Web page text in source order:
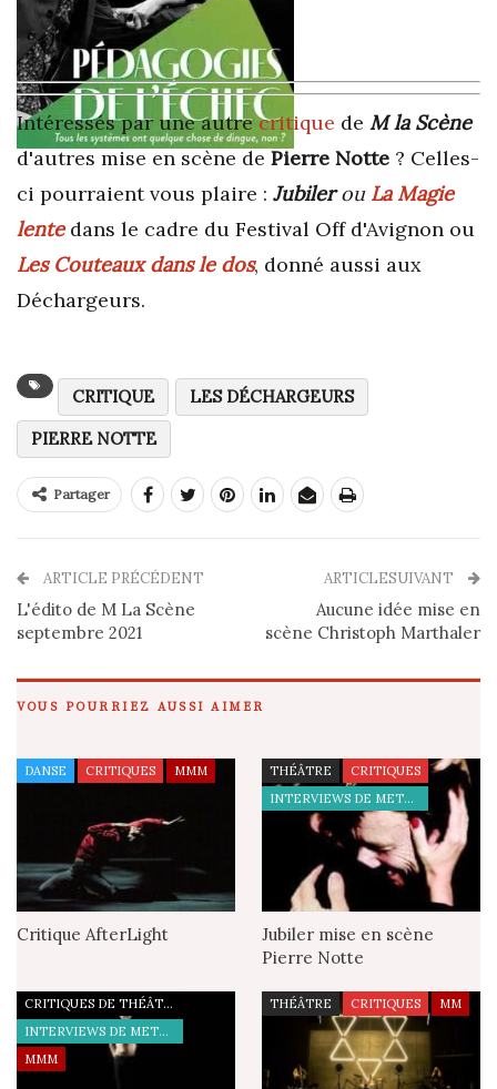
Intéressés par une autrecritique de M la Scène
d'autres mise en scène de Pierre Notte ? Celles-
ci pourraient vous plaire : Jubilerou La Magie
lentedans le cadre du Festival Off d'Avignon ou
Les Couteaux dans le dos, donné aussi aux
Déchargeurs.
CRITIQUE
LES DÉCHARGEURS
PIERRE NOTTE
Partager
ARTICLE PRÉCÉDENT
L'édito de M La Scène
septembre 2021
ARTICLESUIVANT
Aucune idée mise en
scène Christoph Marthaler
VOUS POURRIEZ AUSSI AIMER
DANSE CRITIQUES MMM
Critique AfterLight
THÉÂTRE
CRITIQUES
INTERVIEWS DE METTEURS EN SCÈNE
Jubiler mise en scène
Pierre Notte
CRITIQUES DE THÉÂTRE
INTERVIEWS DE METTEURS EN SCÈNE
MMM
THÉÂTRE CRITIQUES MM